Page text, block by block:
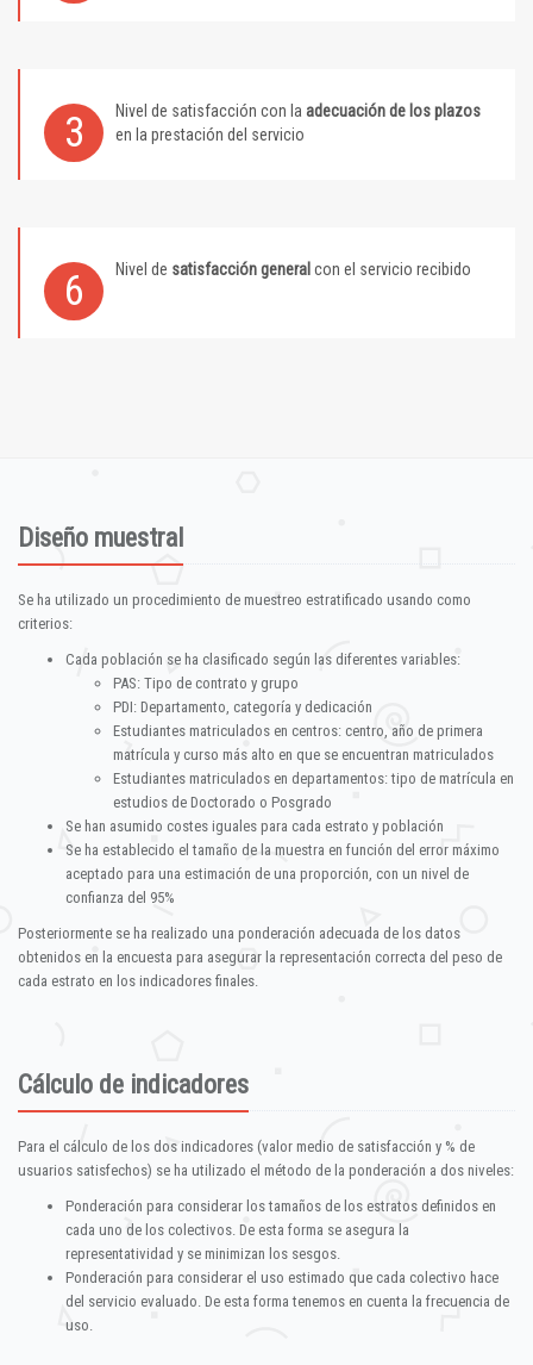
3 Nivel de satisfacción con la adecuación de los plazos
en la prestación del servicio
6 Nivel de satisfacción general con el servicio recibido
Diseño muestral
Se ha utilizado un procedimiento de muestreo estratificado usando como
criterios:
Cada población se ha clasificado según las diferentes variables:
PAS: Tipo de contrato y grupo
PDI: Departamento, categoría y dedicación
Estudiantes matriculados en centros: centro, año de primera
matrícula y curso más alto en que se encuentran matriculados
Estudiantes matriculados en departamentos: tipo de matrícula en
estudios de Doctorado o Posgrado
Se han asumido costes iguales para cada estrato y población
Se ha establecido el tamaño de la muestra en función del error máximo
aceptado para una estimación de una proporción, con un nivel de
confianza del 95%
Posteriormente se ha realizado una ponderación adecuada de los datos
obtenidos en la encuesta para asegurar la representación correcta del peso de
cada estrato en los indicadores finales.
Cálculo de indicadores
Para el cálculo de los dos indicadores (valor medio de satisfacción y % de
usuarios satisfechos) se ha utilizado el método de la ponderación a dos niveles:
Ponderación para considerar los tamaños de los estratos definidos en
cada uno de los colectivos. De esta forma se asegura la
representatividad y se minimizan los sesgos.
Ponderación para considerar el uso estimado que cada colectivo hace
del servicio evaluado. De esta forma tenemos en cuenta la frecuencia de
uso.